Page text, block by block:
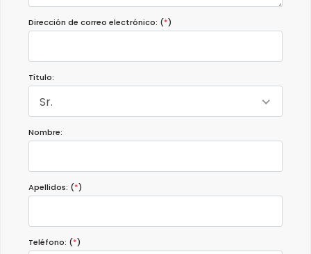
Dirección de correo electrónico: (*)
Título:
Sr.
Nombre:
Apellidos: (*)
Teléfono: (*)